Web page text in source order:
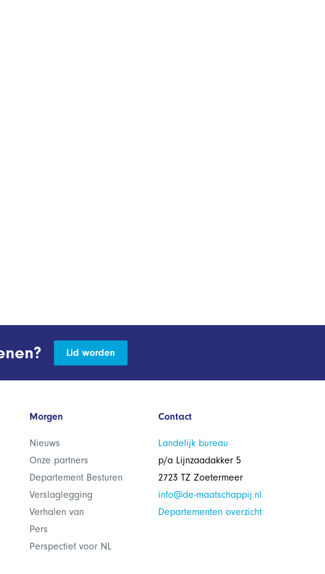
Lid worden
Morgen
Nieuws
Onze partners
Departement Besturen
Verslaglegging
Verhalen van
Pers
Perspectief voor NL
Contact
Landelijk bureau
p/a Lijnzaadakker 5
2723 TZ Zoetermeer
info@de-maatschappij.nl
Departementen overzicht